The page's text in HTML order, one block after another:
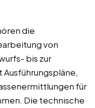
die
von
bis zur
Ausführungspläne,
für
Die technische